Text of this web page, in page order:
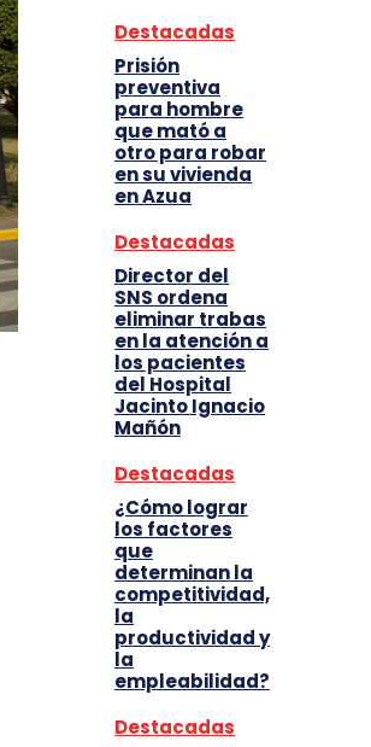
Destacadas
Prisión
preventiva
para hombre
que mató a
otro para robar
en su vivienda
en Azua
Destacadas
Director del
SNS ordena
eliminar trabas
en la atención a
los pacientes
del Hospital
Jacinto Ignacio
Mañón
Destacadas
¿Cómo lograr
los factores
que
determinan la
competitividad,
la
productividad y
la
empleabilidad?
Destacadas